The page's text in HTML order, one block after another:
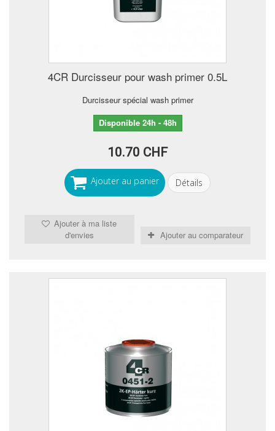
4CR Durcisseur pour wash primer 0.5L
Durcisseur spécial wash primer
Disponible 24h - 48h
10.70 CHF
Ajouter au panier Détails
Ajouter à ma liste
d'envies
Ajouter au comparateur